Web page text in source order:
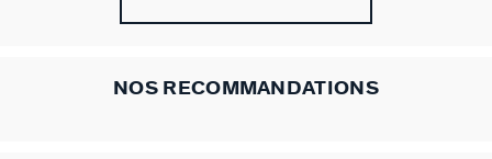
NOS RECOMMANDATIONS